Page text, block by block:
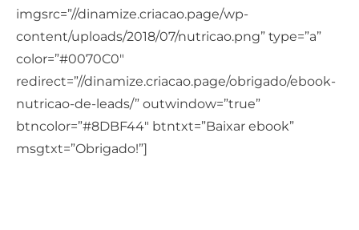
imgsrc=”//dinamize.criacao.page/wp-
content/uploads/2018/07/nutricao.png” type=”a”
color=”#0070C0″
redirect=”//dinamize.criacao.page/obrigado/ebook-
nutricao-de-leads/” outwindow=”true”
btncolor=”#8DBF44″ btntxt=”Baixar ebook”
msgtxt=”Obrigado!”]